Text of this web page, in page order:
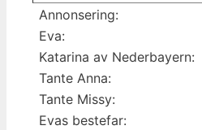
Annonsering:
Eva:
Katarina av Nederbayern:
Tante Anna:
Tante Missy:
Evas bestefar: